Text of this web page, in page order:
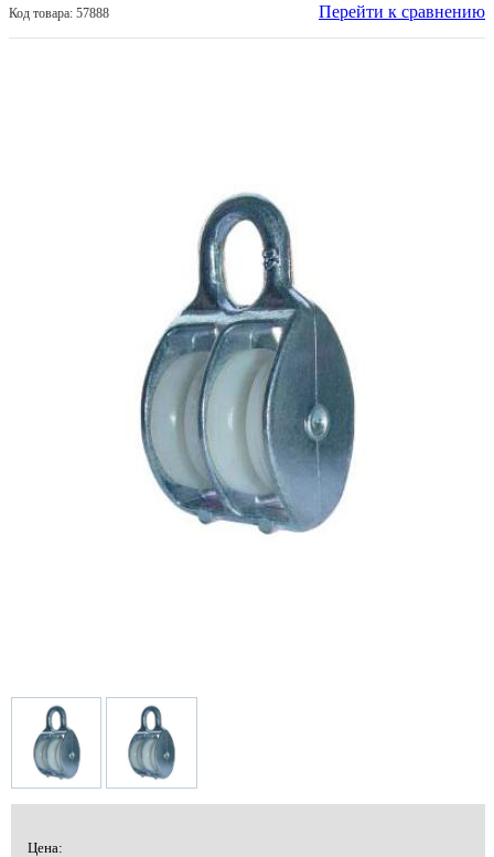
Код товара: 57888 Перейти к сравнению
Цена: